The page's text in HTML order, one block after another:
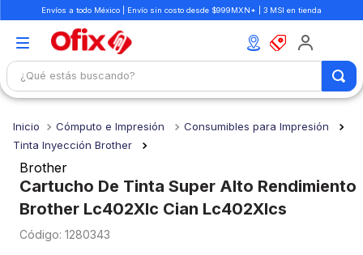
Envíos a todo México | Envío sin costo desde $999MXN* | 3 MSI en tienda
¿Qué estás buscando?
Cómputo e Impresión
Consumibles para Impresión
Tinta Inyección Brother
Brother
Cartucho De Tinta Super Alto Rendimiento
Brother Lc402Xlc Cian Lc402Xlcs
: 1280343
1.
mochilas
2
libretas
3.
cuaderno
4.
cuadernos
colores